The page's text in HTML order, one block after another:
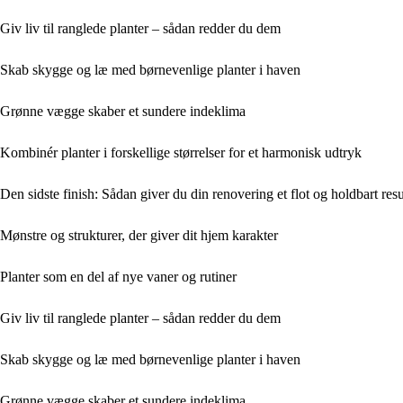
Giv liv til ranglede planter – sådan redder du dem
Skab skygge og læ med børnevenlige planter i haven
Grønne vægge skaber et sundere indeklima
Kombinér planter i forskellige størrelser for et harmonisk udtryk
Den sidste finish: Sådan giver du din renovering et flot og holdbart
Mønstre og strukturer, der giver dit hjem karakter
Planter som en del af nye vaner og rutiner
Giv liv til ranglede planter – sådan redder du dem
Skab skygge og læ med børnevenlige planter i haven